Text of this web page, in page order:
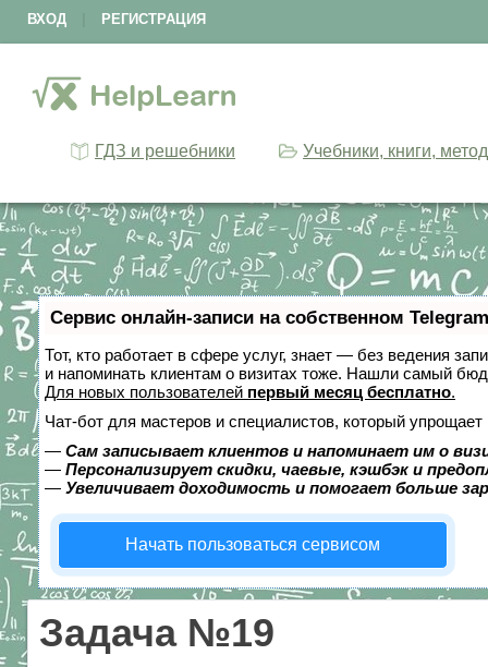
ВХОД РЕГИСТРАЦИЯ
ГДЗ и решебники Учебники, книги,
Сервис онлайн-записи на собственном
Тот, кто работает в сфере услуг, знает — без ведения
и напоминать клиентам о визитах тоже. Нашли самый
Для новых пользователей первый месяц бесплатно.
Чат-бот для мастеров и специалистов, который упрощает
— Сам записывает клиентов и напоминает им о
— Персонализирует скидки, чаевые, кэшбэк и
— Увеличивает доходимость и помогает больше
Начать пользоваться сервисом
Задача №19